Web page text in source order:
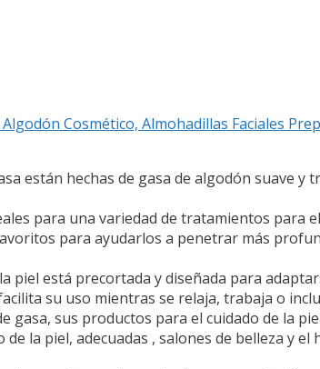
Cosmético, Almohadillas Faciales
están hechas de gasa de algodón suave
para una variedad de tratamientos para
para ayudarlos a penetrar más
piel está precortada y diseñada para
su uso mientras se relaja, trabaja o
gasa, sus productos para el cuidado de la
la piel, adecuadas , salones de belleza y